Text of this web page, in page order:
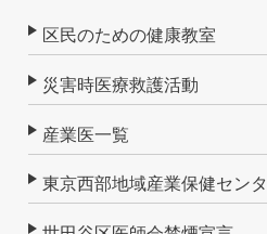
区民のための健康教室
災害時医療救護活動
産業医一覧
東京西部地域産業保健セン